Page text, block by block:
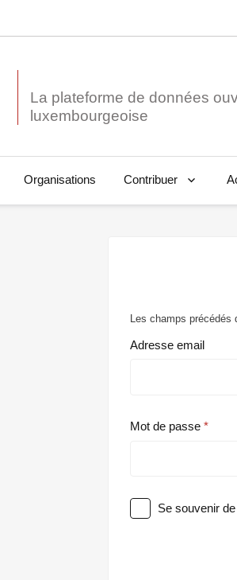
La plateforme de données
Organisations Contribuer
Les champs précédés
Adresse email
Mot de passe
Se souvenir